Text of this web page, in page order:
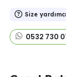
Size
0532 730